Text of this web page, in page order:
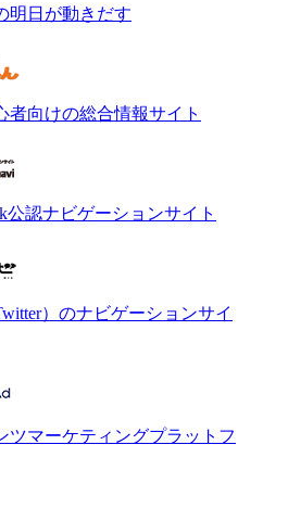
明日が動きだす
者向けの総合情報サイト
公認ナビゲーションサイト
）のナビゲーションサイ
ツマーケティングプラットフ